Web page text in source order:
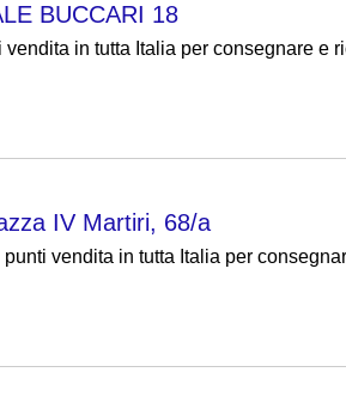
BUCCARI 18
in tutta Italia per consegnare e
IV Martiri, 68/a
vendita in tutta Italia per